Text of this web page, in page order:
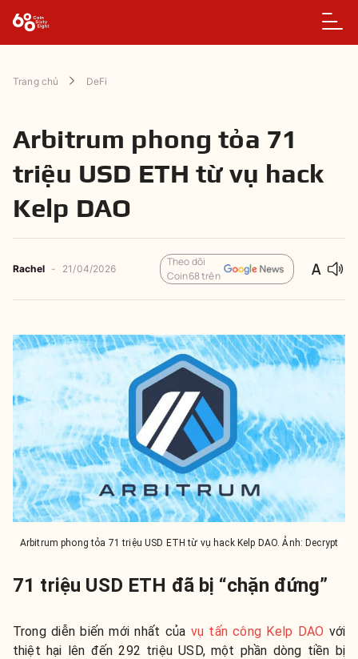
Trang chủ DeFi
Arbitrum phong tỏa 71
triệu USD ETH từ vụ hack
Kelp DAO
Rachel - 21/04/2026
Theo dõi
Coin68 trên
Arbitrum phong tỏa 71 triệu USD ETH từ vụ hack Kelp DAO. Ảnh: Decrypt
71 triệu USD ETH đã bị “chặn đứng”
Trong diễn biến mới nhất của vụ tấn công Kelp DAO với
thiệt hại lên đến 292 triệu USD, một phần dòng tiền bị